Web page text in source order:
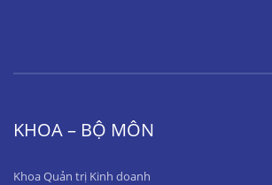
KHOA – BỘ MÔN
Khoa Quản trị Kinh doanh